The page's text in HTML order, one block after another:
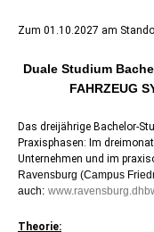
Zum 01.10.2027 am
Duale Studium
FAHRZEUG
Das dreijährige Bachelor-
Praxisphasen: Im
Unternehmen und im
Ravensburg (Campus
auch:
Theorie: